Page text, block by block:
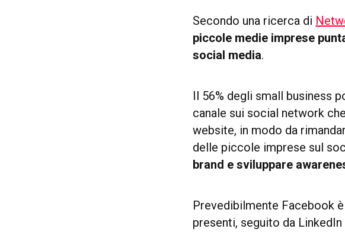
Secondo una ricerca di
piccole medie imprese
social media.
Il 56% degli small business
canale sui social network
website, in modo da
delle piccole imprese sul
brand e sviluppare
Prevedibilmente Facebook
presenti, seguito da